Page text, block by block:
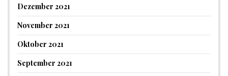
Dezember 2021
November 2021
Oktober 2021
September 2021